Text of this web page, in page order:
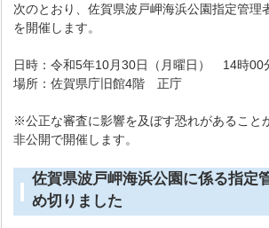
次のとおり、佐賀県波戸岬海浜公園指定管理
を開催します。
日時：令和5年10月30日（月曜日） 14時00
場所：佐賀県庁旧館4階 正庁
※公正な審査に影響を及ぼす恐れがあること
非公開で開催します。
佐賀県波戸岬海浜公園に係る指定
め切りました